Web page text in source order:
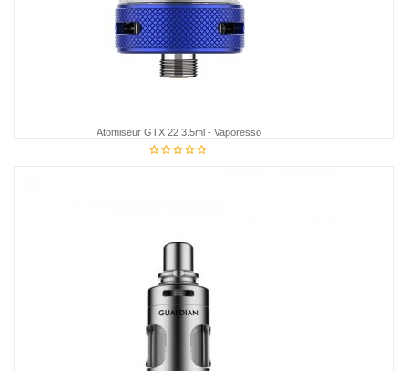
Atomiseur GTX 22 3.5ml - Vaporesso